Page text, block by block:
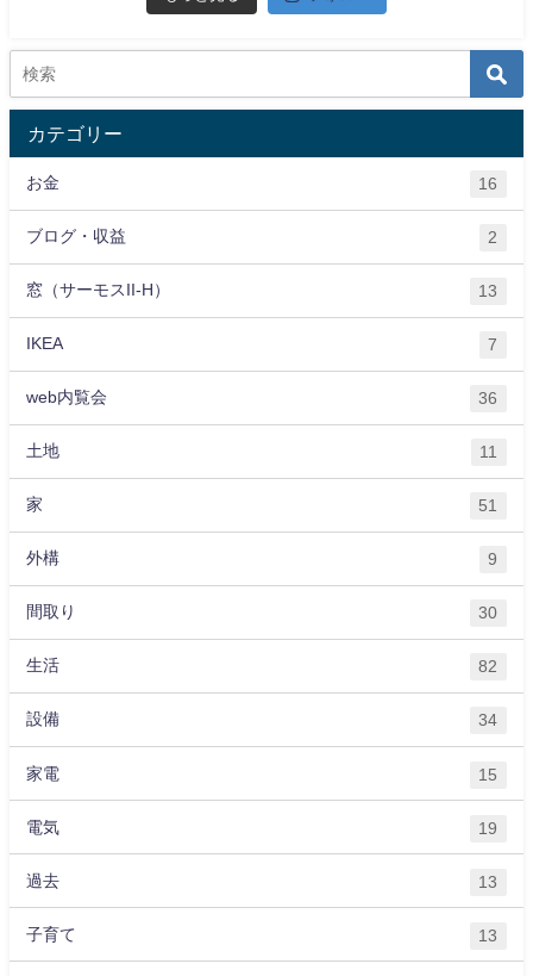
カテゴリー
お金 16
ブログ・収益 2
窓（サーモスII-H） 13
IKEA 7
web内覧会 36
土地 11
家 51
外構 9
間取り 30
生活 82
設備 34
家電 15
電気 19
過去 13
子育て 13